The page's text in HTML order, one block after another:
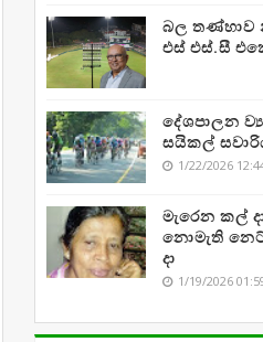
බල තණ්හාව
එස් එස්.සී
දේශපාලන
සයිකල්
1/22/2026
මැරෙන කල්
නොමැති
දා
1/19/2026